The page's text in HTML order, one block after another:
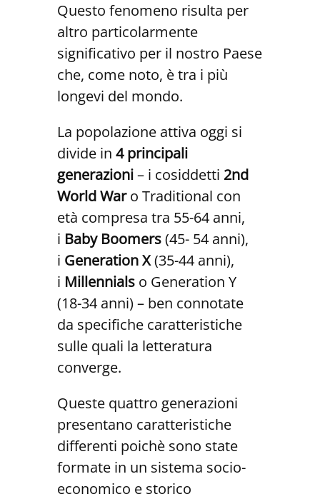
Questo fenomeno risulta per
altro particolarmente
significativo per il nostro Paese
che, come noto, è tra i più
longevi del mondo.
La popolazione attiva oggi si
divide in 4 principali
generazioni– i cosiddetti 2nd
World Waro Traditional con
età compresa tra 55-64 anni,
i Baby Boomers(45- 54 anni),
i Generation X(35-44 anni),
i Millennials o Generation Y
(18-34 anni) – ben connotate
da specifiche caratteristiche
sulle quali la letteratura
converge.
Queste quattro generazioni
presentano caratteristiche
differenti poichè sono state
formate in un sistema socio-
economico e storico